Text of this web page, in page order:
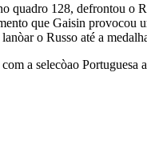
quadro 128, defrontou o
que Gaisin
o Russo até a
a selecòao Portuguesa